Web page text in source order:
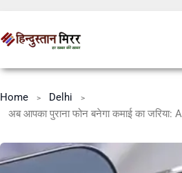
Home
Delhi